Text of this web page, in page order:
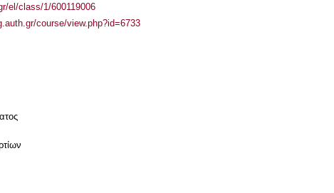
el/class/1/600119006
course/view.php?id=6733